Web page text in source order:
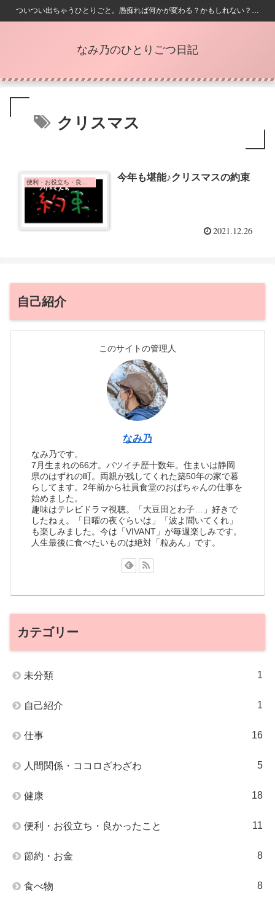
ついつい出ちゃうひとりごと。愚痴れば何かが変わる？かもしれない？…
なみ乃のひとりごつ日記
クリスマス
今年も堪能♪クリスマスの約束
2021.12.26
自己紹介
このサイトの管理人
なみ乃
なみ乃です。
7月生まれの66才。バツイチ歴十数年。住まいは静岡
県のはずれの町。両親が残してくれた築50年の家で暮
らしてます。2年前から社員食堂のおばちゃんの仕事を
始めました。
趣味はテレビドラマ視聴。「大豆田とわ子…」好きで
したねぇ。「日曜の夜ぐらいは」「波よ聞いてくれ」
も楽しみました。今は「VIVANT」が毎週楽しみです。
人生最後に食べたいものは絶対「粒あん」です。
カテゴリー
未分類 1
自己紹介 1
仕事 16
人間関係・ココロざわざわ 5
健康 18
便利・お役立ち・良かったこと 11
節約・お金 8
食べ物 8